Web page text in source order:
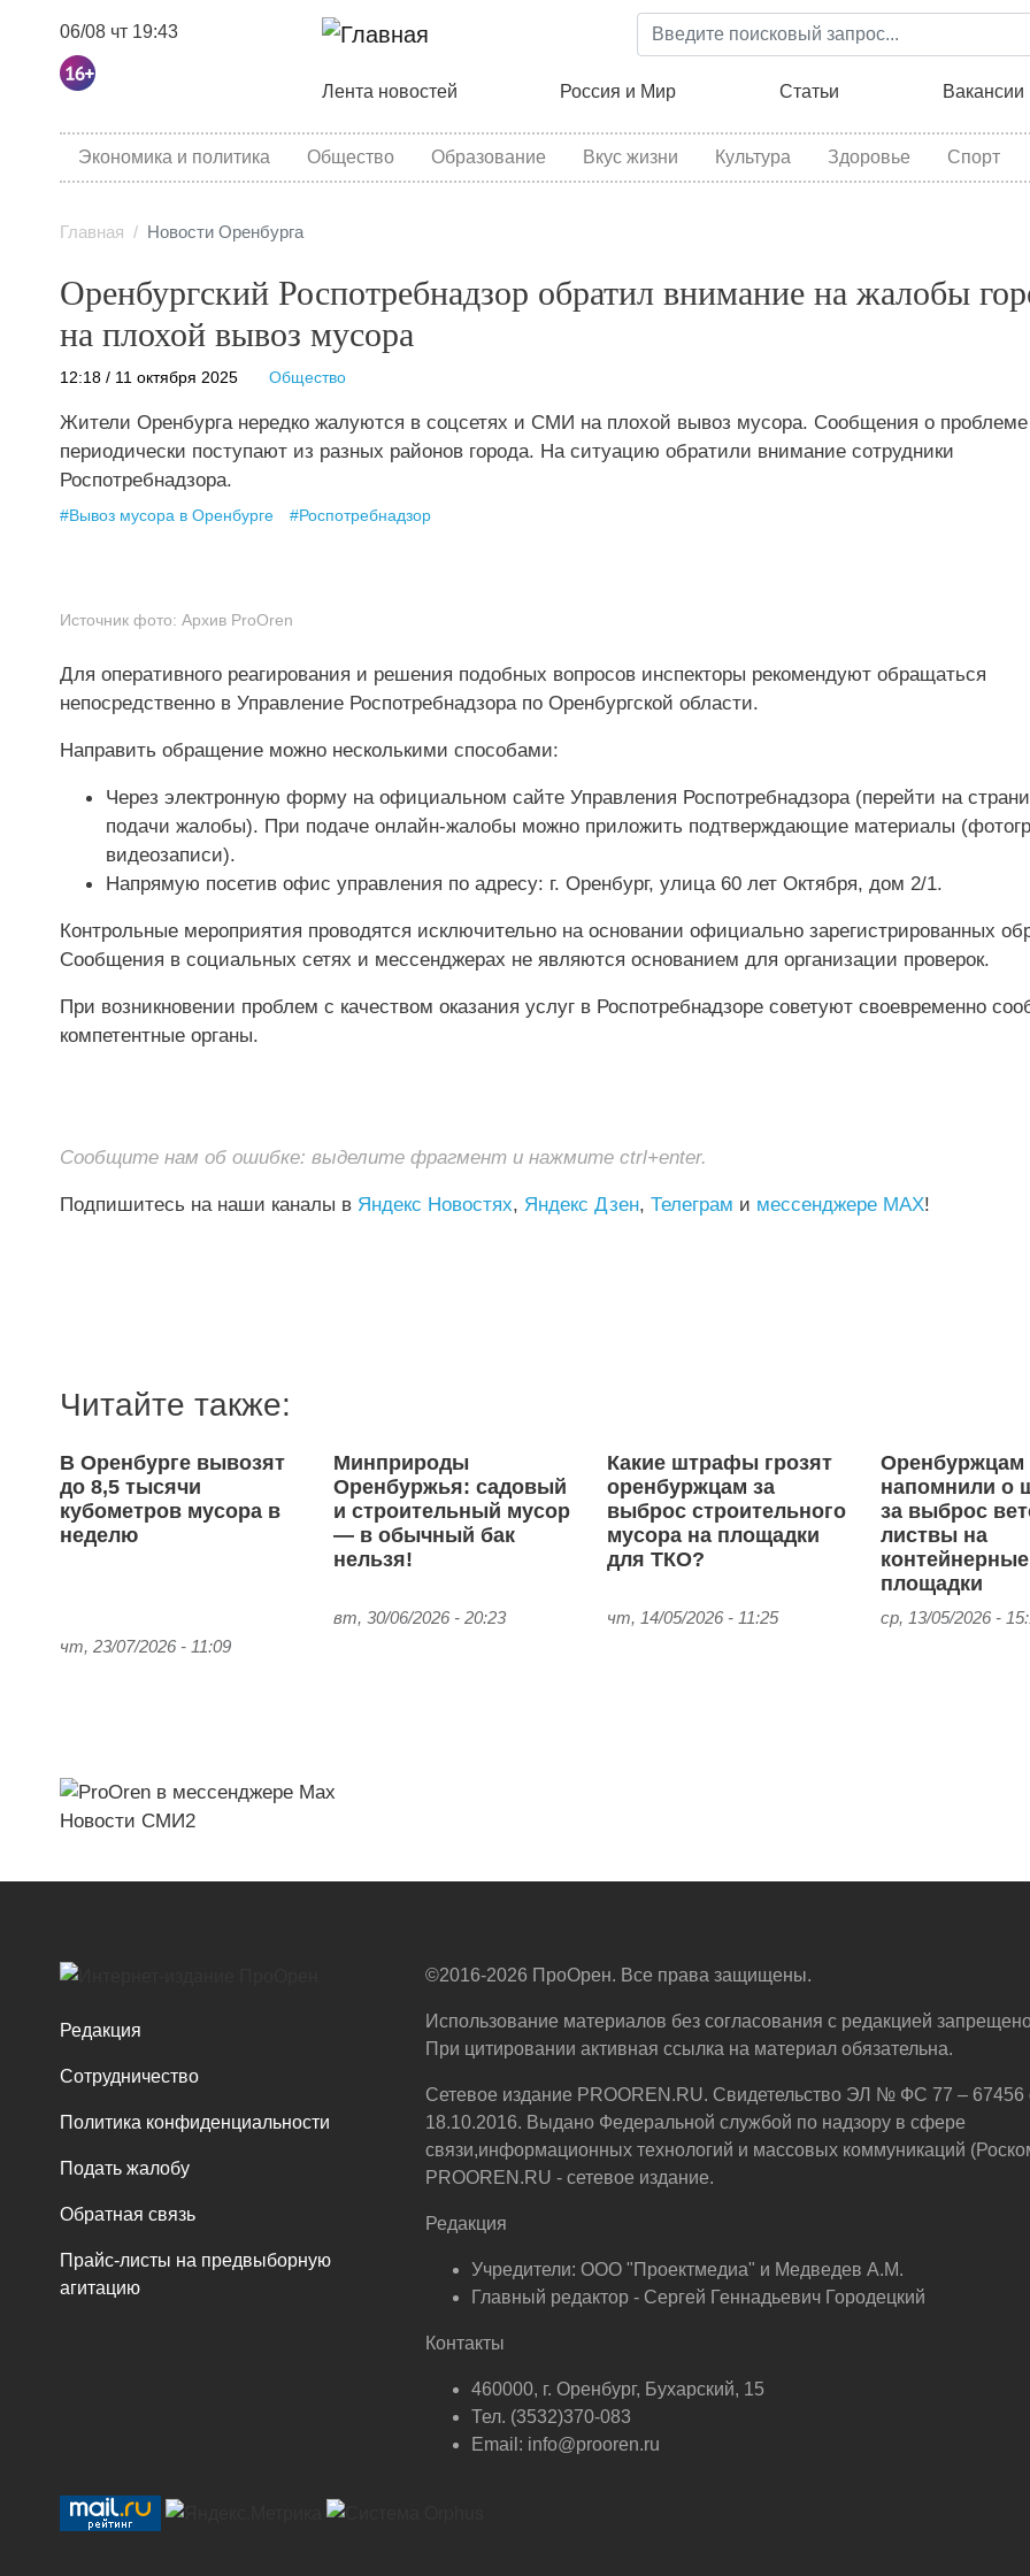
Перейти
к
содержанию
06/08 чт 19:43
Основная навигация
Лента новостей Россия и Мир Статьи Вакансии
category menu
Экономика и политика Общество Образование Вкус жизни Культура Здоровье Спорт
Главная Новости Оренбурга
Оренбургский Роспотребнадзор обратил внимание на жалобы
на плохой вывоз мусора
12:18 / 11 октября 2025 Общество
Жители Оренбурга нередко жалуются в соцсетях и СМИ на плохой вывоз мусора. Сообщения о проблеме
периодически поступают из разных районов города. На ситуацию обратили внимание сотрудники
Роспотребнадзора.
#Вывоз мусора в Оренбурге #Роспотребнадзор
Источник фото: Архив ProOren
Для оперативного реагирования и решения подобных вопросов инспекторы рекомендуют обращаться
непосредственно в Управление Роспотребнадзора по Оренбургской области.
Направить обращение можно несколькими способами:
Через электронную форму на официальном сайте Управления Роспотребнадзора (перейти на
подачи жалобы). При подаче онлайн-жалобы можно приложить подтверждающие материалы
видеозаписи).
Напрямую посетив офис управления по адресу: г. Оренбург, улица 60 лет Октября, дом 2/1.
Контрольные мероприятия проводятся исключительно на основании официально зарегистрированных
Сообщения в социальных сетях и мессенджерах не являются основанием для организации проверок.
При возникновении проблем с качеством оказания услуг в Роспотребнадзоре советуют своевременно
компетентные органы.
Сообщите нам об ошибке: выделите фрагмент и нажмите ctrl+enter.
Подпишитесь на наши каналы в Яндекс Новостях, Яндекс Дзен, Телеграм и мессенджере MAX!
Читайте также:
В Оренбурге вывозят
до 8,5 тысячи
кубометров мусора в
неделю
чт, 23/07/2026 - 11:09
Минприроды
Оренбуржья: садовый
и строительный мусор
— в обычный бак
нельзя!
вт, 30/06/2026 - 20:23
Какие штрафы грозят
оренбуржцам за
выброс строительного
мусора на площадки
для ТКО?
чт, 14/05/2026 - 11:25
Оренбуржцам
напомнили о
за выброс
листвы на
контейнерные
площадки
ср, 13/05/2026 -
Новости СМИ2
Редакция
Сотрудничество
Политика конфиденциальности
Подать жалобу
Обратная связь
Прайс-листы на предвыборную
агитацию
©2016-2026 ПроОрен. Все права защищены.
Использование материалов без согласования с редакцией
При цитировании активная ссылка на материал обязательна.
Сетевое издание PROOREN.RU. Свидетельство ЭЛ № ФС 77 – 67456
18.10.2016. Выдано Федеральной службой по надзору в сфере
связи,информационных технологий и массовых коммуникаций
PROOREN.RU - сетевое издание.
Редакция
Учредители: ООО "Проектмедиа" и Медведев А.М.
Главный редактор - Сергей Геннадьевич Городецкий
Контакты
460000, г. Оренбург, Бухарский, 15
Тел. (3532)370-083
Email: info@prooren.ru